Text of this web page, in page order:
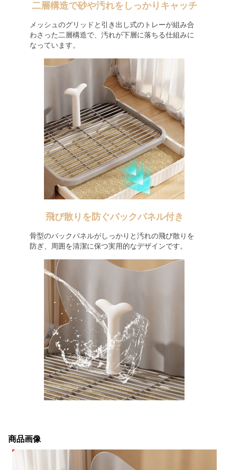
二層構造で砂や汚れをしっかりキャッチ
メッシュのグリッドと引き出し式のトレーが組み合
わさった二層構造で、汚れが下層に落ちる仕組みに
なっています。
飛び散りを防ぐバックパネル付き
骨型のバックパネルがしっかりと汚れの飛び散りを
防ぎ、周囲を清潔に保つ実用的なデザインです。
商品画像